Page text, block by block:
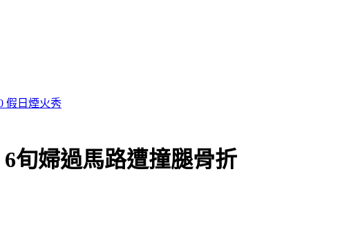
朝方模式」佈局
婦過馬路遭撞腿骨折